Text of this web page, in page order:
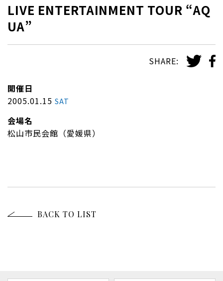
LIVE ENTERTAINMENT TOUR “AQ
UA”
SHARE:
開催日
2005.01.15 SAT
会場名
松山市民会館（愛媛県）
BACK TO LIST